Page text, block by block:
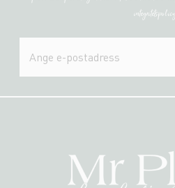
integritetspolicy.